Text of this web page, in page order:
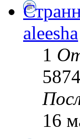
aleesha
1
5874
16